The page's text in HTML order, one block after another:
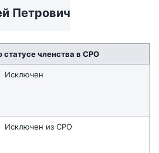
Петрович
статусе членства в СРО
Исключен
Исключен из СРО